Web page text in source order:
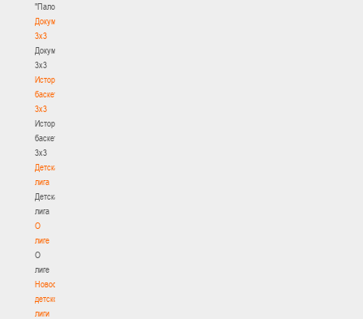
"Палова"
Документы
3х3
Документы
3х3
История
баскетбола
3х3
История
баскетбола
3х3
Детская
лига
Детская
лига
О
лиге
О
лиге
Новости
детской
лиги